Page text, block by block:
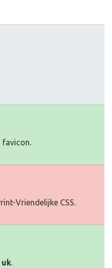
favicon.
Vriendelijke CSS.
uk.